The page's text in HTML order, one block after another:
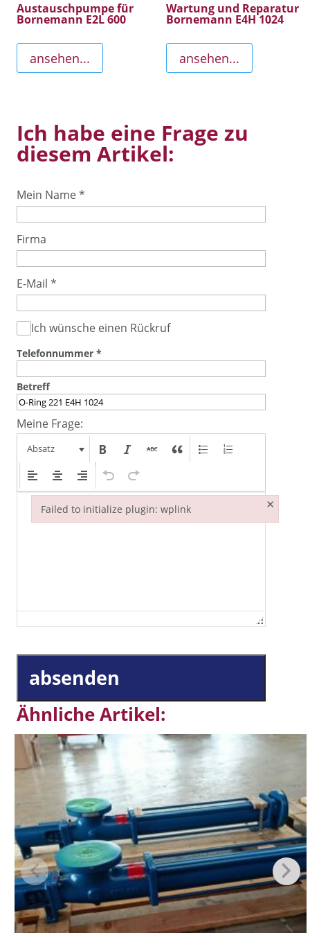
Austauschpumpe für
Bornemann E2L 600
ansehen...
Wartung und Reparatur
Bornemann E4H 1024
ansehen...
Ich habe eine Frage zu
diesem Artikel:
Mein Name*
Firma
E-Mail *
Ich wünsche einen Rückruf
Telefonnummer *
Betreff
Meine Frage:
Absatz
absenden
Ähnliche Artikel:
Failed to initialize plugin: wplink ×
Failed to initialize plugin: wplink